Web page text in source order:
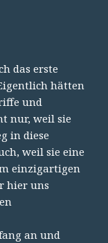
das erste
hätten
und
nur, weil sie
in diese
weil sie eine
einzigartigen
hier uns
an und